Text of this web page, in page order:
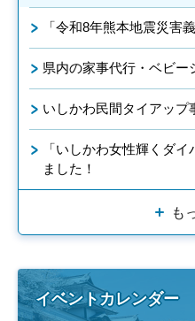
「令和8年熊本地震災害
県内の家事代行・ベビー
いしかわ民間タイアップ
「いしかわ女性輝くダ
ました！
も
イベントカレンダー